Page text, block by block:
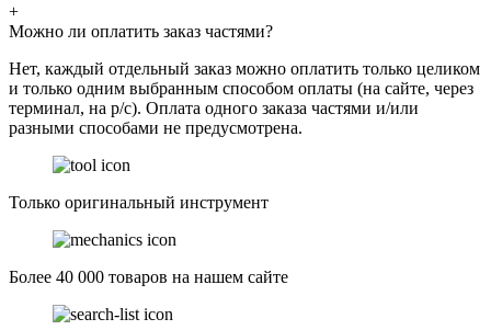
+
Можно ли оплатить заказ частями?
Нет, каждый отдельный заказ можно оплатить только целиком
и только одним выбранным способом оплаты (на сайте, через
терминал, на р/с). Оплата одного заказа частями и/или
разными способами не предусмотрена.
Только оригинальный инструмент
Более 40 000 товаров на нашем сайте